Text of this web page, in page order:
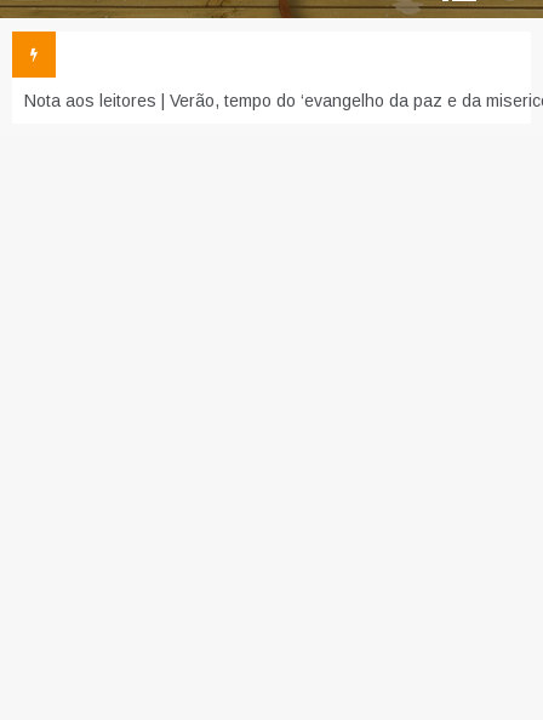
Nota aos leitores | Verão, tempo do ‘evangelho da paz e da